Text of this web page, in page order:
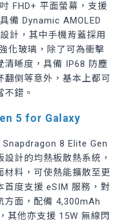
FHD+ 平面螢幕，支援
備 Dynamic AMOLED
計，其中手機背蓋採用
化玻璃，除了可為衝擊
清晰度，具備 IP68 防塵
翻倒等意外，基本上都可
錯。
5 for Galaxy
Snapdragon 8 Elite Gen
計的均熱板散熱系統，
料，可使熱能擴散至更
首度支援 eSIM 服務，對
方面，配備 4,300mAh
其他亦支援 15W 無線閃